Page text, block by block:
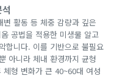
활동 등 체중 감량과 깊은
공법을 적용한 미생물 알고
합니다. 이를 기반으로 불필요
아니라 체내 환경까지 균형
형 변화가 큰 40~60대 여성